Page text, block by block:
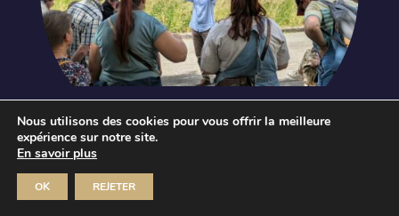
Conférence d’Aurélie Raffin
MUSÉE JOSEPH-DENAIS
Nous utilisons des cookies pour vous offrir la meilleure
expérience sur notre site.
En savoir plus
OK REJETER